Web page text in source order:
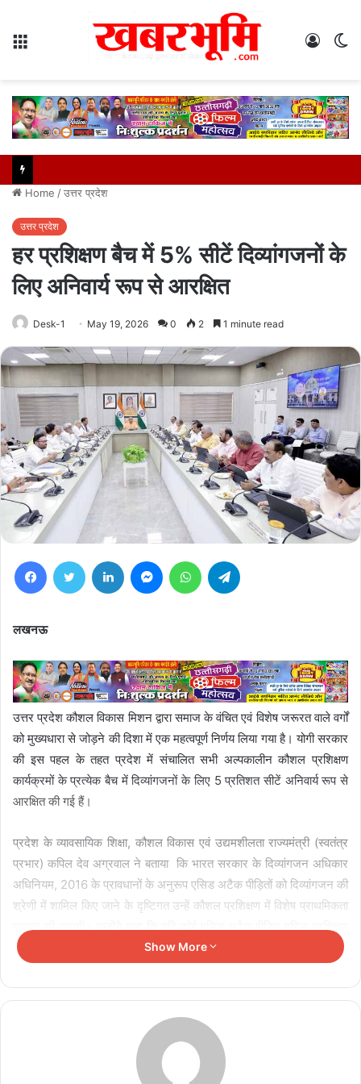
Log
Home /उत्तर प्रदेश
उत्तर प्रदेश
हर प्रशिक्षण बैच में 5% सीटें दिव्यांगजनों के
लिए अनिवार्य रूप से आरक्षित
Desk-1 May 19, 2026 0 2 1 minute read
FacebookTwitter LinkedIn MessengerWhatsApp
लखनऊ
उत्तर प्रदेश कौशल विकास मिशन द्वारा समाज के वंचित एवं विशेष जरूरत वाले वर्गों
को मुख्यधारा से जोड़ने की दिशा में एक महत्वपूर्ण निर्णय लिया गया है। योगी सरकार
की इस पहल के तहत प्रदेश में संचालित सभी अल्पकालीन कौशल प्रशिक्षण
कार्यक्रमों के प्रत्येक बैच में दिव्यांगजनों के लिए 5 प्रतिशत सीटें अनिवार्य रूप से
आरक्षित की गई हैं।
प्रदेश के व्यावसायिक शिक्षा, कौशल विकास एवं उद्यमशीलता राज्यमंत्री (स्वतंत्र
प्रभार) कपिल देव अग्रवाल ने बताया कि भारत सरकार के दिव्यांगजन अधिकार
अधिनियम, 2016 के प्रावधानों के अनुरूप एसिड अटैक पीड़ितों को दिव्यांगजन की
श्रेणी में शामिल किए जाने के दृष्टिगत उन्हें कौशल प्रशिक्षण में विशेष प्राथमिकता
प्रदान की जाएगी। उन्होंने कहा कि यदि कोई एसिड अटैक पीड़ित महिला प्रशिक्षण
प्राप्त करने की इच्छुक एवं पात्र है, तो उन्हें प्राथमिकता के आधार पर पंजीकृत
बल्कि आत्मविश्वास और सम्मान लौटाने का सशक्त जरिया है। उन्होंने कहा कि
समान अवसर एवं नई पहचान मिल सके।
Show More